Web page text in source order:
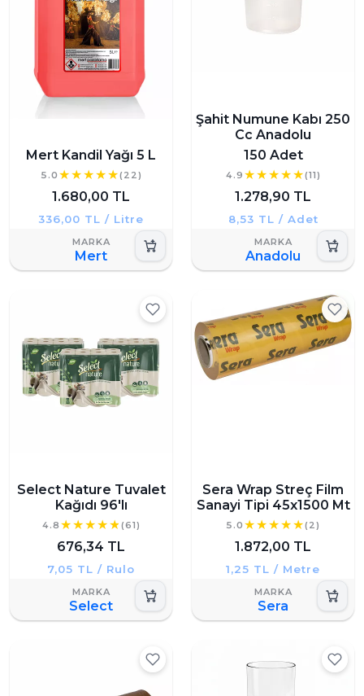
Mert Kandil Yağı 5 L
5.0 (22)
1.680,00 TL
336,00 TL / Litre
Mert
Şahit Numune Kabı 250
Cc Anadolu
150 Adet
4.9 (11)
1.278,90 TL
8,53 TL / Adet
Anadolu
Select Nature Tuvalet
Kağıdı 96'lı
4.8 (61)
676,34 TL
7,05 TL / Rulo
Select
Sera Wrap Streç Film
Sanayi Tipi 45x1500 Mt
5.0 (2)
1.872,00 TL
1,25 TL / Metre
Sera